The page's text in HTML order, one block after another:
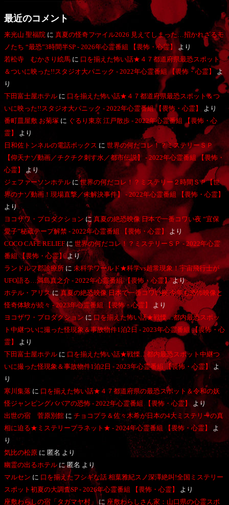
最近のコメント
来光山 聖福院 に 真夏の怪奇ファイル2026 見えてしまった…招かれざるモ
ノたち “最恐”3時間半SP - 2026年心霊番組 【畏怖・心霊】
より
若松寺 むかさり絵馬 に 口を揃えた怖い話★４７都道府県最恐スポット
＆ついに映った!!スタジオ大パニック - 2022年心霊番組 【畏怖・心霊】よ
り
下田富士屋ホテル に 口を揃えた怖い話★４７都道府県最恐スポット＆つ
いに映った!!スタジオ大パニック - 2022年心霊番組 【畏怖・心霊】
より
番町皿屋敷 お菊塚 に ぐるり東京 江戸散歩 - 2022年心霊番組 【畏怖・心
霊】
より
日和佐トンネルの電話ボックス に 世界の何だコレ！？ミステリーＳＰ
【仰天ナゾ動画／チクチク刺す水／都市伝説】 - 2022年心霊番組 【畏怖・
心霊】
より
ジェファーソンホテル に世界の何だコレ！？ミステリー２時間ＳＰ【世
界のナゾ動画！現場直撃／未解決事件】 - 2022年心霊番組 【畏怖・心霊】
より
ヨコザワ・プロダクション に 真夏の絶恐映像 日本で一番コワい夜 “宜保
愛子”秘蔵テープ解禁 - 2022年心霊番組 【畏怖・心霊】
より
COCO CAFE RELIEFに世界の何だコレ！？ミステリーＳＰ - 2022年心霊
番組 【畏怖・心霊】より
ランドルフ郡診療所 に未科学ワールド★科学vs超常現象！宇宙飛行士が
UFO語る…満島真之介 - 2022年心霊番組 【畏怖・心霊】より
ホテル・アリスに真夏の絶恐映像 日本で一番コワい夜 今年も恐怖映像と
怪奇体験が続々 - 2023年心霊番組 【畏怖・心霊】
より
ヨコザワ・プロダクション に口を揃えた怖い話★戦慄…都内最恐スポッ
ト中継ついに撮った怪現象＆事故物件1泊2日 - 2023年心霊番組 【畏怖・心
霊】
より
下田富士屋ホテル に 口を揃えた怖い話★戦慄…都内最恐スポット中継つ
いに撮った怪現象＆事故物件1泊2日 - 2023年心霊番組 【畏怖・心霊】 よ
り
寒川集落 に 口を揃えた怖い話★４７都道府県の最恐スポット＆令和の妖
怪ジャンピングババアの恐怖 - 2022年心霊番組 【畏怖・心霊】
より
出世の宿 菅原別館 に チョコプラ＆佐々木希が日本の4大ミステリーの真
相に迫る★ミステリープラネット★ - 2024年心霊番組 【畏怖・心霊】
よ
り
気比の松原 に 匿名 より
幽霊の出るホテルに匿名 より
マルセン に 口を揃えたフシギな話 相葉雅紀スノ深澤絶叫!全国ミステリー
スポット初夏の大調査SP - 2026年心霊番組 【畏怖・心霊】
より
座敷わらしの宿「タガマヤ村」に 座敷わらしさん家：山口県の心霊スポ